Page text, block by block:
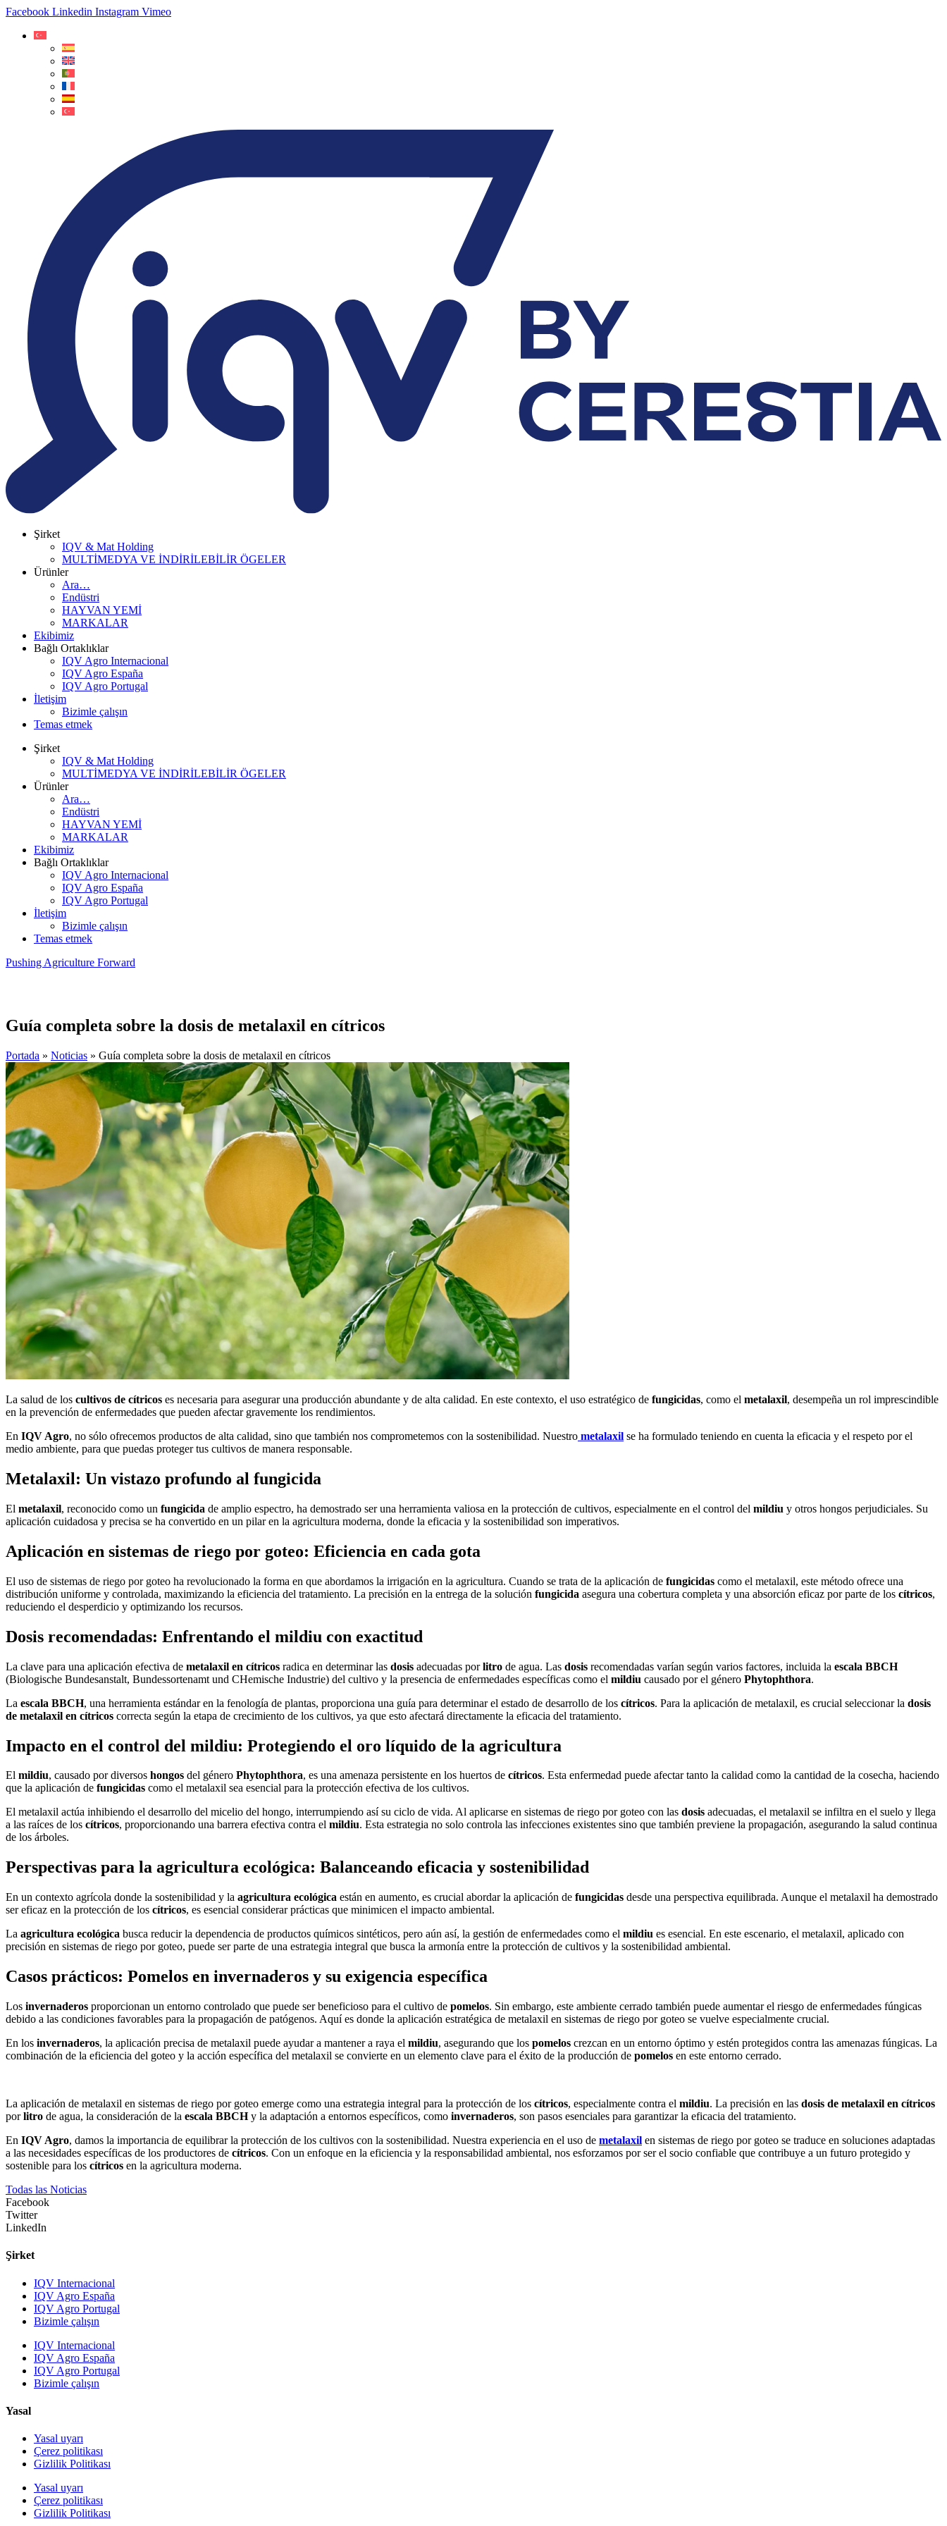
Facebook Linkedin Instagram Vimeo
Şirket
IQV & Mat Holding
MULTİMEDYA VE İNDİRİLEBİLİR ÖGELER
Ürünler
Ara…
Endüstri
HAYVAN YEMİ
MARKALAR
Ekibimiz
Bağlı Ortaklıklar
IQV Agro Internacional
IQV Agro España
IQV Agro Portugal
İletişim
Bizimle çalışın
Temas etmek
Şirket
IQV & Mat Holding
MULTİMEDYA VE İNDİRİLEBİLİR ÖGELER
Ürünler
Ara…
Endüstri
HAYVAN YEMİ
MARKALAR
Ekibimiz
Bağlı Ortaklıklar
IQV Agro Internacional
IQV Agro España
IQV Agro Portugal
İletişim
Bizimle çalışın
Temas etmek
Pushing Agriculture Forward
Guía completa sobre la dosis de metalaxil en cítricos
Portada » Noticias » Guía completa sobre la dosis de metalaxil en cítricos
La salud de los cultivos de cítricos es necesaria para asegurar una producción abundante y de alta calidad. En este contexto, el uso estratégico de fungicidas, como el metalaxil, desempeña un rol imprescindible
en la prevención de enfermedades que pueden afectar gravemente los rendimientos.
En IQV Agro, no sólo ofrecemos productos de alta calidad, sino que también nos comprometemos con la sostenibilidad. Nuestro metalaxil se ha formulado teniendo en cuenta la eficacia y el respeto por el
medio ambiente, para que puedas proteger tus cultivos de manera responsable.
Metalaxil: Un vistazo profundo al fungicida
El metalaxil, reconocido como un fungicida de amplio espectro, ha demostrado ser una herramienta valiosa en la protección de cultivos, especialmente en el control del mildiu y otros hongos perjudiciales. Su
aplicación cuidadosa y precisa se ha convertido en un pilar en la agricultura moderna, donde la eficacia y la sostenibilidad son imperativos.
Aplicación en sistemas de riego por goteo: Eficiencia en cada gota
El uso de sistemas de riego por goteo ha revolucionado la forma en que abordamos la irrigación en la agricultura. Cuando se trata de la aplicación de fungicidas como el metalaxil, este método ofrece una
distribución uniforme y controlada, maximizando la eficiencia del tratamiento. La precisión en la entrega de la solución fungicida asegura una cobertura completa y una absorción eficaz por parte de los cítricos,
reduciendo el desperdicio y optimizando los recursos.
Dosis recomendadas: Enfrentando el mildiu con exactitud
La clave para una aplicación efectiva de metalaxil en cítricos radica en determinar las dosis adecuadas porlitro de agua. Las dosis recomendadas varían según varios factores, incluida la escala BBCH
(Biologische Bundesanstalt, Bundessortenamt und CHemische Industrie) del cultivo y la presencia de enfermedades específicas como el mildiu causado por el género Phytophthora.
La escala BBCH, una herramienta estándar en la fenología de plantas, proporciona una guía para determinar el estado de desarrollo de los cítricos. Para la aplicación de metalaxil, es crucial seleccionar la dosis
de metalaxil en cítricos correcta según la etapa de crecimiento de los cultivos, ya que esto afectará directamente la eficacia del tratamiento.
Impacto en el control del mildiu: Protegiendo el oro líquido de la agricultura
El mildiu, causado por diversos hongos del género Phytophthora, es una amenaza persistente en los huertos de cítricos. Esta enfermedad puede afectar tanto la calidad como la cantidad de la cosecha, haciendo
que la aplicación de fungicidas como el metalaxil sea esencial para la protección efectiva de los cultivos.
El metalaxil actúa inhibiendo el desarrollo del micelio del hongo, interrumpiendo así su ciclo de vida. Al aplicarse en sistemas de riego por goteo con las dosis adecuadas, el metalaxil se infiltra en el suelo y llega
a las raíces de los cítricos, proporcionando una barrera efectiva contra el mildiu. Esta estrategia no solo controla las infecciones existentes sino que también previene la propagación, asegurando la salud continua
de los árboles.
Perspectivas para la agricultura ecológica: Balanceando eficacia y sostenibilidad
En un contexto agrícola donde la sostenibilidad y la agricultura ecológica están en aumento, es crucial abordar la aplicación de fungicidas desde una perspectiva equilibrada. Aunque el metalaxil ha demostrado
ser eficaz en la protección de los cítricos, es esencial considerar prácticas que minimicen el impacto ambiental.
La agricultura ecológica busca reducir la dependencia de productos químicos sintéticos, pero aún así, la gestión de enfermedades como el mildiu es esencial. En este escenario, el metalaxil, aplicado con
precisión en sistemas de riego por goteo, puede ser parte de una estrategia integral que busca la armonía entre la protección de cultivos y la sostenibilidad ambiental.
Casos prácticos: Pomelos en invernaderos y su exigencia específica
Los invernaderos proporcionan un entorno controlado que puede ser beneficioso para el cultivo de pomelos. Sin embargo, este ambiente cerrado también puede aumentar el riesgo de enfermedades fúngicas
debido a las condiciones favorables para la propagación de patógenos. Aquí es donde la aplicación estratégica de metalaxil en sistemas de riego por goteo se vuelve especialmente crucial.
En los invernaderos, la aplicación precisa de metalaxil puede ayudar a mantener a raya el mildiu, asegurando que los pomelos crezcan en un entorno óptimo y estén protegidos contra las amenazas fúngicas. La
combinación de la eficiencia del goteo y la acción específica del metalaxil se convierte en un elemento clave para el éxito de la producción de pomelos en este entorno cerrado.
La aplicación de metalaxil en sistemas de riego por goteo emerge como una estrategia integral para la protección de los cítricos, especialmente contra el mildiu. La precisión en las dosis de metalaxil en cítricos
porlitro de agua, la consideración de la escala BBCHy la adaptación a entornos específicos, como invernaderos, son pasos esenciales para garantizar la eficacia del tratamiento.
En IQV Agro, damos la importancia de equilibrar la protección de los cultivos con la sostenibilidad. Nuestra experiencia en el uso de metalaxil en sistemas de riego por goteo se traduce en soluciones adaptadas
a las necesidades específicas de los productores de cítricos. Con un enfoque en la eficiencia y la responsabilidad ambiental, nos esforzamos por ser el socio confiable que contribuye a un futuro protegido y
sostenible para los cítricos en la agricultura moderna.
Todas las Noticias
Facebook
Twitter
LinkedIn
Şirket
IQV Internacional
IQV Agro España
IQV Agro Portugal
Bizimle çalışın
IQV Internacional
IQV Agro España
IQV Agro Portugal
Bizimle çalışın
Yasal
Yasal uyarı
Çerez politikası
Gizlilik Politikası
Yasal uyarı
Çerez politikası
Gizlilik Politikası